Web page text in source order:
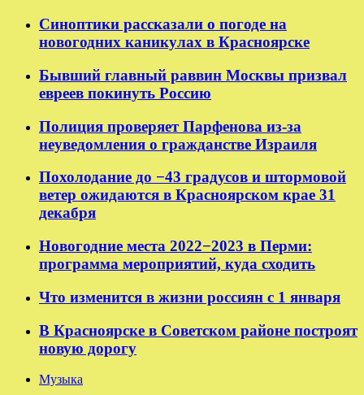
Синоптики рассказали о погоде на
новогодних каникулах в Красноярске
Бывший главный раввин Москвы призвал
евреев покинуть Россию
Полиция проверяет Парфенова из-за
неуведомления о гражданстве Израиля
Похолодание до −43 градусов и штормовой
ветер ожидаются в Красноярском крае 31
декабря
Новогодние места 2022−2023 в Перми:
программа мероприятий, куда сходить
Что изменится в жизни россиян с 1 января
В Красноярске в Советском районе построят
новую дорогу
Музыка